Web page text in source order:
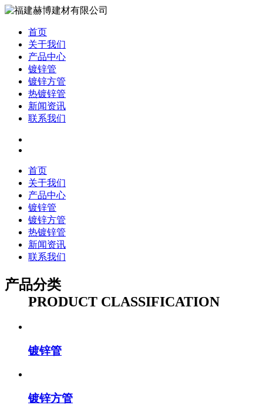
首页
关于我们
产品中心
镀锌管
镀锌方管
热镀锌管
新闻资讯
联系我们
首页
关于我们
产品中心
镀锌管
镀锌方管
热镀锌管
新闻资讯
联系我们
产品分类
PRODUCT CLASSIFICATION
镀锌管
镀锌方管